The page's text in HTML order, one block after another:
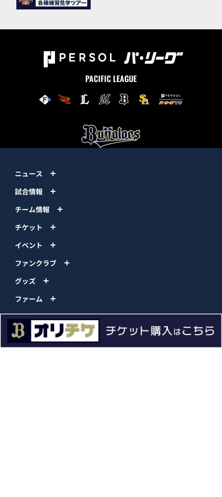
PACIFIC LEAGUE
ニュース
試合情報
チーム情報
チケット
イベント
ファンクラブ
グッズ
ファーム
エンタメ
スタジアム